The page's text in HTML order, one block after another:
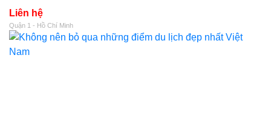
Liên hệ
Quận 1 - Hồ Chí Minh